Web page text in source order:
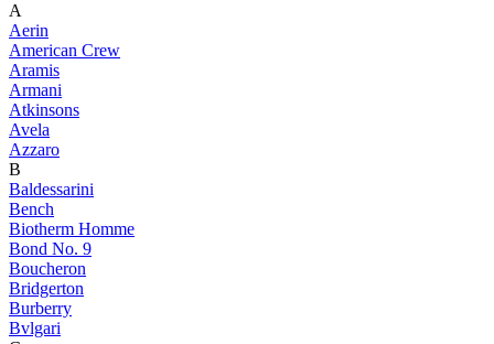
A
Aerin
American Crew
Aramis
Armani
Atkinsons
Avela
Azzaro
B
Baldessarini
Bench
Biotherm Homme
Bond No. 9
Boucheron
Bridgerton
Burberry
Bvlgari